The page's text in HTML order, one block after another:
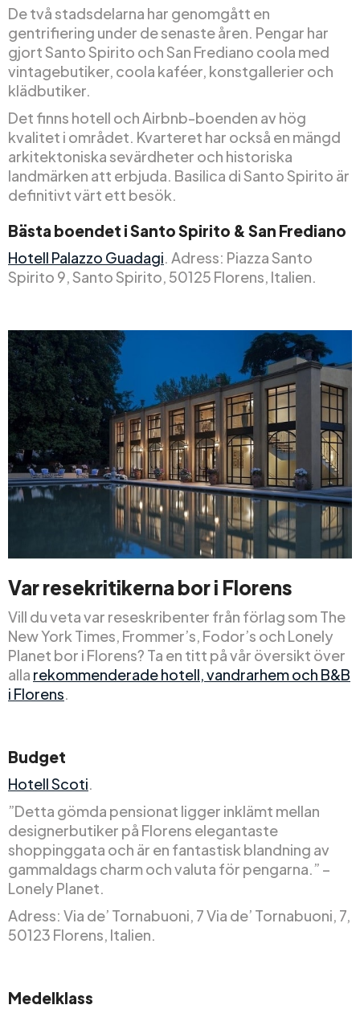
De två stadsdelarna har genomgått en
gentrifiering under de senaste åren. Pengar har
gjort Santo Spirito och San Frediano coola med
vintagebutiker, coola kaféer, konstgallerier och
klädbutiker.
Det finns hotell och Airbnb-boenden av hög
kvalitet i området. Kvarteret har också en mängd
arkitektoniska sevärdheter och historiska
landmärken att erbjuda. Basilica di Santo Spirito är
definitivt värt ett besök.
Bästa boendet i Santo Spirito & San Frediano
Hotell Palazzo Guadagi. Adress: Piazza Santo
Spirito 9, Santo Spirito, 50125 Florens, Italien.
Var resekritikerna bor i Florens
Vill du veta var reseskribenter från förlag som The
New York Times, Frommer’s, Fodor’s och Lonely
Planet bor i Florens? Ta en titt på vår översikt över
alla rekommenderade hotell, vandrarhem och B&B
i Florens.
Budget
Hotell Scoti.
”Detta gömda pensionat ligger inklämt mellan
designerbutiker på Florens elegantaste
shoppinggata och är en fantastisk blandning av
gammaldags charm och valuta för pengarna.” –
Lonely Planet.
Adress: Via de’ Tornabuoni, 7 Via de’ Tornabuoni, 7,
50123 Florens, Italien.
Medelklass